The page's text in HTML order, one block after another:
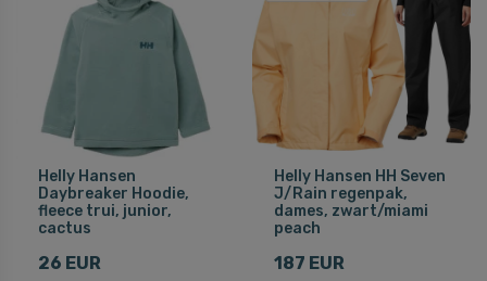
Helly Hansen
Daybreaker Hoodie,
fleece trui, junior,
cactus
26 EUR
Helly Hansen HH Seven
J/Rain regenpak,
dames, zwart/miami
peach
187 EUR